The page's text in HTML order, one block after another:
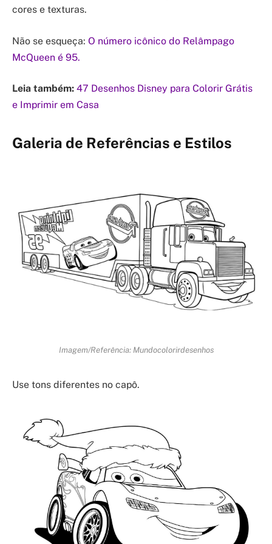
cores e texturas.
Não se esqueça: O número icônico do Relâmpago
McQueen é 95.
Leia também: 47 Desenhos Disney para Colorir Grátis
e Imprimir em Casa
Galeria de Referências e Estilos
Imagem/Referência: Mundocolorirdesenhos
Use tons diferentes no capô.